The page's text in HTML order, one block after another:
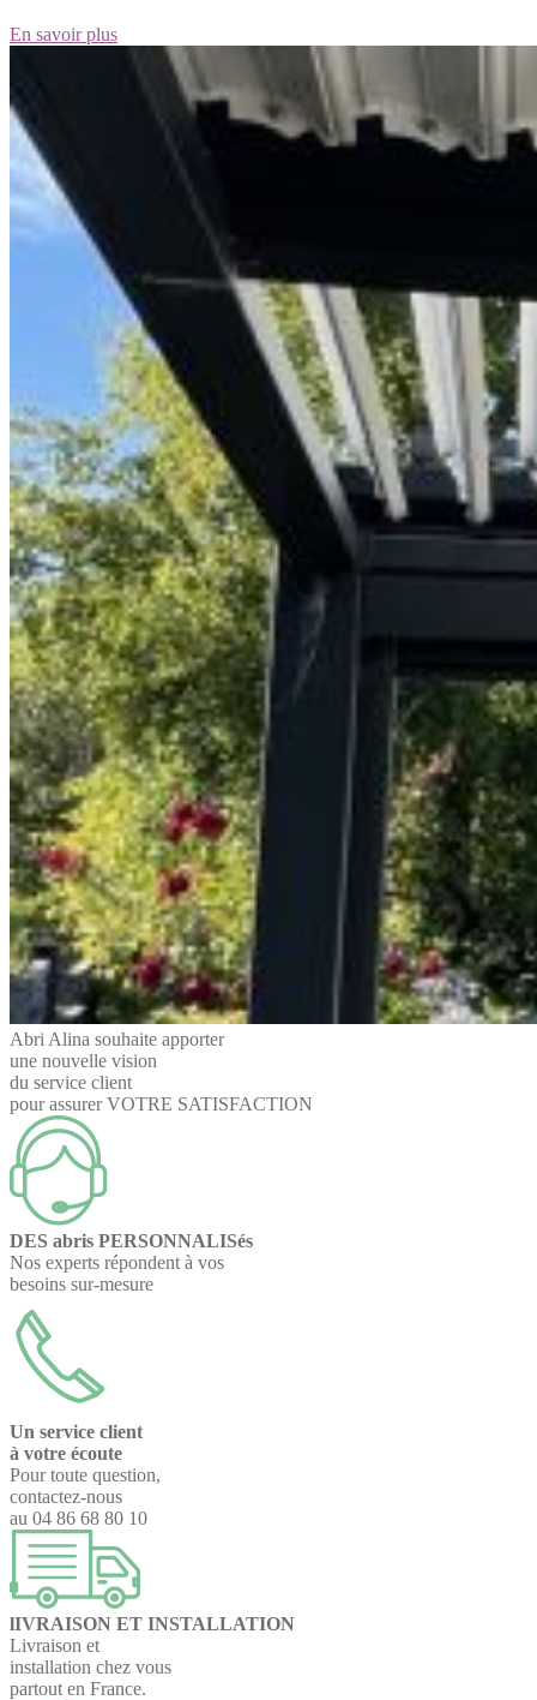
En savoir plus
Abri Alina souhaite apporter
une nouvelle vision
du service client
pour assurer VOTRE SATISFACTION
DES abris PERSONNALISés
Nos experts répondent à vos
besoins sur-mesure
Un service client
à votre écoute
Pour toute question,
contactez-nous
au 04 86 68 80 10
lIVRAISON ET INSTALLATION
Livraison et
installation chez vous
partout en France.